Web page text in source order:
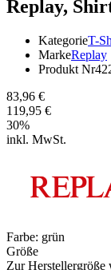
Replay,
KategorieT-
MarkeReplay
Produkt Nr
83,96 €
119,95 €
30%
inkl. MwSt.
Farbe: grün
Größe
Zur Herstellergröße